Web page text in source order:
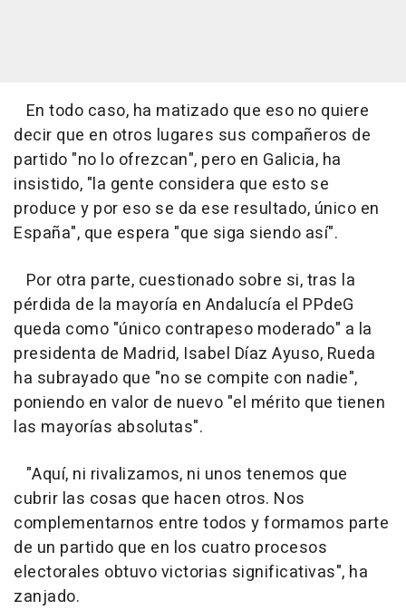
En todo caso, ha matizado que eso no quiere
decir que en otros lugares sus compañeros de
partido "no lo ofrezcan", pero en Galicia, ha
insistido, "la gente considera que esto se
produce y por eso se da ese resultado, único en
España", que espera "que siga siendo así".
Por otra parte, cuestionado sobre si, tras la
pérdida de la mayoría en Andalucía el PPdeG
queda como "único contrapeso moderado" a la
presidenta de Madrid, Isabel Díaz Ayuso, Rueda
ha subrayado que "no se compite con nadie",
poniendo en valor de nuevo "el mérito que tienen
las mayorías absolutas".
"Aquí, ni rivalizamos, ni unos tenemos que
cubrir las cosas que hacen otros. Nos
complementarnos entre todos y formamos parte
de un partido que en los cuatro procesos
electorales obtuvo victorias significativas", ha
zanjado.